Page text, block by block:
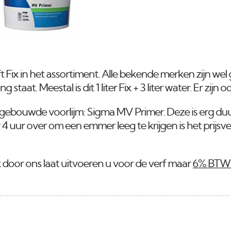
Fix in het assortiment. Alle bekende merken zijn
staat. Meestal is dit 1 liter Fix + 3 liter water. Er zijn
voorlijm: Sigma MV Primer. Deze is erg
uur over om een emmer leeg te krijgen is het
door ons laat uitvoeren u voor de verf maar6%